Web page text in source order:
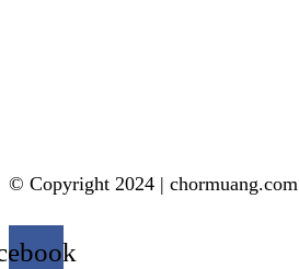
© Copyright 2024 | chormuang.com